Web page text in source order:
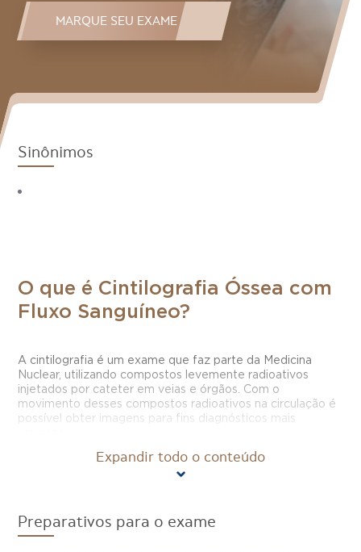
MARQUE SEU EXAME
Sinônimos
O que é Cintilografia Óssea com
Fluxo Sanguíneo?
A cintilografia é um exame que faz parte da Medicina
Nuclear, utilizando compostos levemente radioativos
injetados por cateter em veias e órgãos. Com o
movimento desses compostos radioativos na circulação é
possível obter imagens para fins diagnósticos mais
No caso da Cintilografia Óssea com Fluxo Sanguíneo, o
detectados em outros órgãos.
Expandir todo o conteúdo
Preparativos para o exame